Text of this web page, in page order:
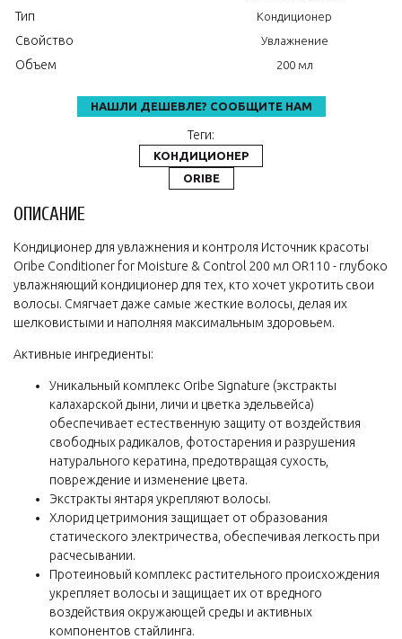
Тип Кондиционер
Свойство Увлажнение
Объем 200 мл
НАШЛИ ДЕШЕВЛЕ? СООБЩИТЕ НАМ
Теги:
КОНДИЦИОНЕР
ORIBE
ОПИСАНИЕ
Кондиционер для увлажнения и контроля Источник красоты
Oribe Conditioner for Moisture & Control 200 мл OR110 - глубоко
увлажняющий кондиционер для тех, кто хочет укротить свои
волосы. Смягчает даже самые жесткие волосы, делая их
шелковистыми и наполняя максимальным здоровьем.
Активные ингредиенты:
Уникальный комплекс Oribe Signature (экстракты
калахарской дыни, личи и цветка эдельвейса)
обеспечивает естественную защиту от воздействия
свободных радикалов, фотостарения и разрушения
натурального кератина, предотвращая сухость,
повреждение и изменение цвета.
Экстракты янтаря укрепляют волосы.
Хлорид цетримония защищает от образования
статического электричества, обеспечивая легкость при
расчесывании.
Протеиновый комплекс растительного происхождения
укрепляет волосы и защищает их от вредного
воздействия окружающей среды и активных
компонентов стайлинга.